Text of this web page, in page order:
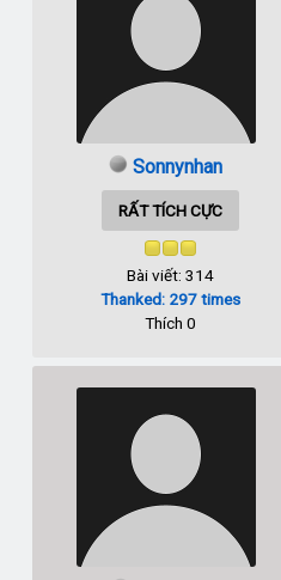
Sonnynhan
RẤT TÍCH CỰC
Bài viết: 314
Thanked: 297 times
Thích 0